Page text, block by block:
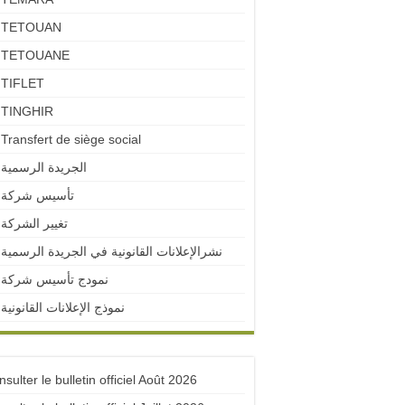
TETOUAN
TETOUANE
TIFLET
TINGHIR
Transfert de siège social
الجريدة الرسمية
تأسيس شركة
تغيير الشركة
نشرالإعلانات القانونية في الجريدة الرسمية
نمودج تأسيس شركة
نموذج الإعلانات القانونية
le bulletin officiel Août 2026